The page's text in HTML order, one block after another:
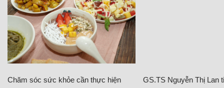
Chăm sóc sức khỏe cần thực hiện
GS.TS Nguyễn Thị Lan